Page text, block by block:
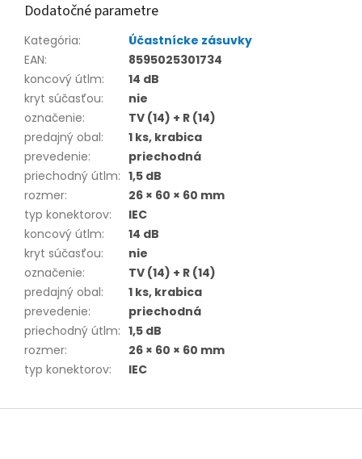
Dodatočné parametre
Kategória:
Účastnícke zásuvky
EAN:
8595025301734
koncový útlm:
14 dB
kryt súčasťou:
nie
označenie:
TV (14) + R (14)
predajný obal:
1 ks, krabica
prevedenie:
priechodná
priechodný útlm: 1,5 dB
rozmer:
26 × 60 × 60 mm
typ konektorov:
IEC
koncový útlm:
14 dB
kryt súčasťou:
nie
označenie:
TV (14) + R (14)
predajný obal:
1 ks, krabica
prevedenie:
priechodná
priechodný útlm: 1,5 dB
rozmer:
26 × 60 × 60 mm
typ konektorov: IEC
Z